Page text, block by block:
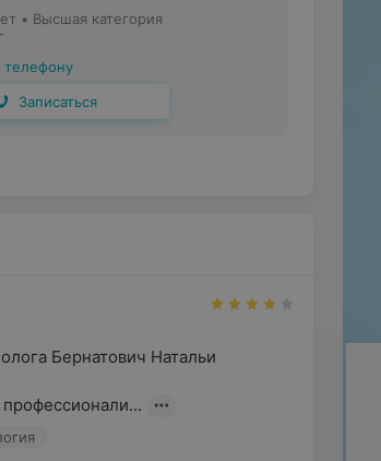
• Высшая категория
телефону
Записаться
Бернатович Натальи